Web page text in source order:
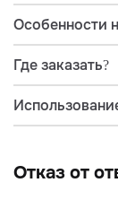
Особенности
Где заказать?
Отказ от